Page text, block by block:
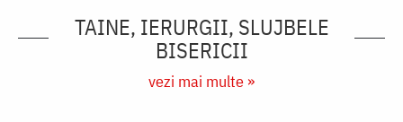
TAINE, IERURGII, SLUJBELE
BISERICII
vezi mai multe »